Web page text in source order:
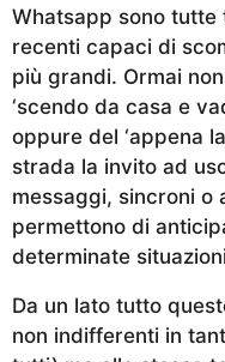
Whatsapp sono tutte
recenti capaci di
più grandi. Ormai
‘scendo da casa e
oppure del ‘appena
strada la invito ad
messaggi, sincroni o
permettono di
determinate
Da un lato tutto
non indifferenti in